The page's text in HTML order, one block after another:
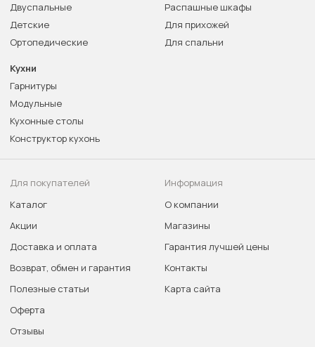
Двуспальные
Детские
Ортопедические
Распашные шкафы
Для прихожей
Для спальни
Кухни
Гарнитуры
Модульные
Кухонные столы
Конструктор кухонь
Для покупателей
Каталог
Акции
Доставка и оплата
Возврат, обмен и гарантия
Полезные статьи
Оферта
Отзывы
Информация
О компании
Магазины
Гарантия лучшей цены
Контакты
Карта сайта